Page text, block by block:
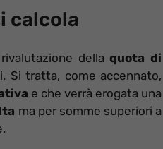
calcola
della quota di
Si tratta, come accennato,
e che verrà erogata una
ma per somme superiori a